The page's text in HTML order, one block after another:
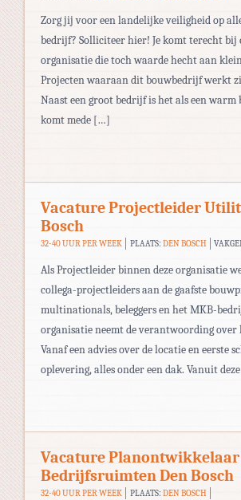
Zorg jij voor een landelijke veiligheid op
bedrijf? Solliciteer hier! Je komt terecht bij
organisatie die toch waarde hecht aan
Projecten waaraan dit bouwbedrijf werkt
Naast een groot bedrijf is het als een
komt mede […]
Vacature Projectleider
Bosch
32-40 UUR PER WEEK PLAATS: DEN BOSCH
Als Projectleider binnen deze organisatie
collega-projectleiders aan de gaafste
multinationals, beleggers en het MKB-
organisatie neemt de verantwoording over
Vanaf een advies over de locatie en eerste
oplevering, alles onder een dak. Vanuit
Vacature
Bedrijfsruimten Den Bosch
32-40 UUR PER WEEK PLAATS: DEN BOSCH